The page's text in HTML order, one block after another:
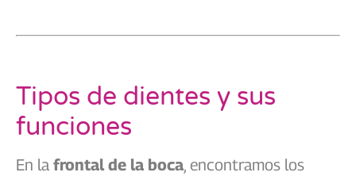
Tipos de dientes y sus
funciones
En la frontal de la boca, encontramos los